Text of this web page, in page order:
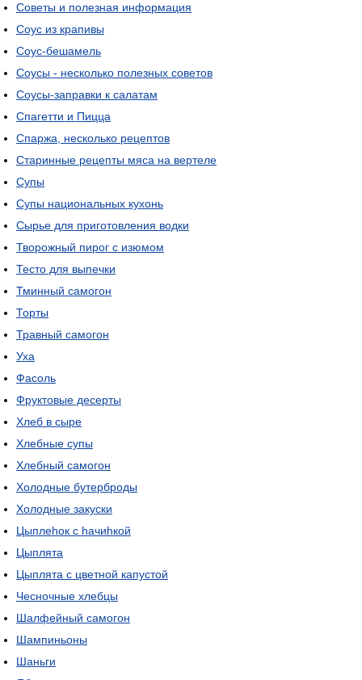
Советы и полезная информация
Соус из крапивы
Соус-бешамель
Соусы - несколько полезных советов
Соусы-заправки к салатам
Спагетти и Пицца
Спаржа, несколько рецептов
Старинные рецепты мяса на вертеле
Супы
Супы национальных кухонь
Сырье для приготовления водки
Творожный пирог с изюмом
Тесто для выпечки
Тминный самогон
Торты
Травный самогон
Уха
Фасоль
Фруктовые десерты
Хлеб в сыре
Хлебные супы
Хлебный самогон
Холодные бутерброды
Холодные закуски
Цыплеhок с hачиhкой
Цыплята
Цыплята с цветной капустой
Чесночные хлебцы
Шалфейный самогон
Шампиньоны
Шаньги